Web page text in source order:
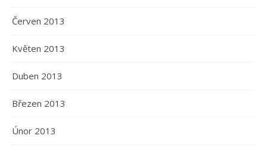
Červen 2013
Květen 2013
Duben 2013
Březen 2013
Únor 2013